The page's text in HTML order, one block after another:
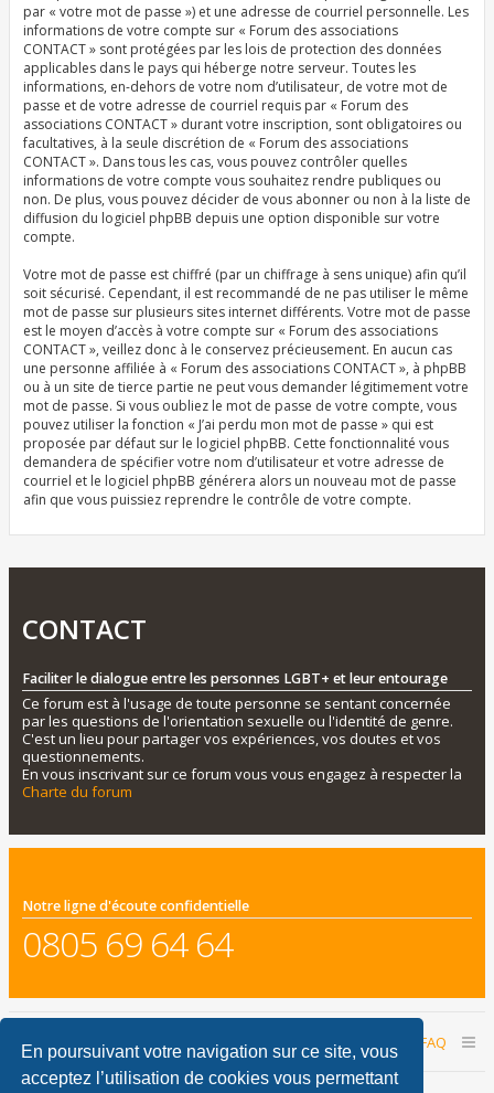
En poursuivant votre navigation sur ce site, vous
acceptez l’utilisation de cookies vous permettant
par « votre mot de passe ») et une adresse de courriel personnelle. Les
informations de votre compte sur « Forum des associations
CONTACT » sont protégées par les lois de protection des données
applicables dans le pays qui héberge notre serveur. Toutes les
informations, en-dehors de votre nom d’utilisateur, de votre mot de
passe et de votre adresse de courriel requis par « Forum des
associations CONTACT » durant votre inscription, sont obligatoires ou
facultatives, à la seule discrétion de « Forum des associations
CONTACT ». Dans tous les cas, vous pouvez contrôler quelles
informations de votre compte vous souhaitez rendre publiques ou
non. De plus, vous pouvez décider de vous abonner ou non à la liste de
diffusion du logiciel phpBB depuis une option disponible sur votre
compte.
Votre mot de passe est chiffré (par un chiffrage à sens unique) afin qu’il
soit sécurisé. Cependant, il est recommandé de ne pas utiliser le même
mot de passe sur plusieurs sites internet différents. Votre mot de passe
est le moyen d’accès à votre compte sur « Forum des associations
CONTACT », veillez donc à le conservez précieusement. En aucun cas
une personne affiliée à « Forum des associations CONTACT », à phpBB
ou à un site de tierce partie ne peut vous demander légitimement votre
mot de passe. Si vous oubliez le mot de passe de votre compte, vous
pouvez utiliser la fonction « J’ai perdu mon mot de passe » qui est
proposée par défaut sur le logiciel phpBB. Cette fonctionnalité vous
demandera de spécifier votre nom d’utilisateur et votre adresse de
courriel et le logiciel phpBB générera alors un nouveau mot de passe
afin que vous puissiez reprendre le contrôle de votre compte.
CONTACT
Faciliter le dialogue entre les personnes LGBT+ et leur entourage
Ce forum est à l'usage de toute personne se sentant concernée
par les questions de l'orientation sexuelle ou l'identité de genre.
C'est un lieu pour partager vos expériences, vos doutes et vos
questionnements.
En vous inscrivant sur ce forum vous vous engagez à respecter la
Charte du forum
Notre ligne d'écoute confidentielle
0805 69 64 64
Accueil du forum FAQ
Nous contacter